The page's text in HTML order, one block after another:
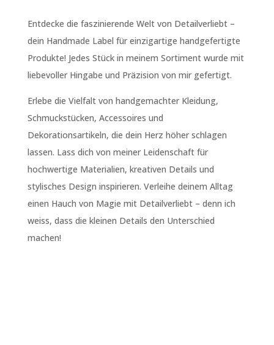
Entdecke die faszinierende Welt von Detailverliebt –
dein Handmade Label für einzigartige handgefertigte
Produkte! Jedes Stück in meinem Sortiment wurde mit
liebevoller Hingabe und Präzision von mir gefertigt.
Erlebe die Vielfalt von handgemachter Kleidung,
Schmuckstücken, Accessoires und
Dekorationsartikeln, die dein Herz höher schlagen
lassen. Lass dich von meiner Leidenschaft für
hochwertige Materialien, kreativen Details und
stylisches Design inspirieren. Verleihe deinem Alltag
einen Hauch von Magie mit Detailverliebt – denn ich
weiss, dass die kleinen Details den Unterschied
machen!